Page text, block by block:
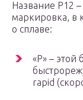
Название Р12 –
маркировка, в
о сплаве:
«Р» – этой
rapid